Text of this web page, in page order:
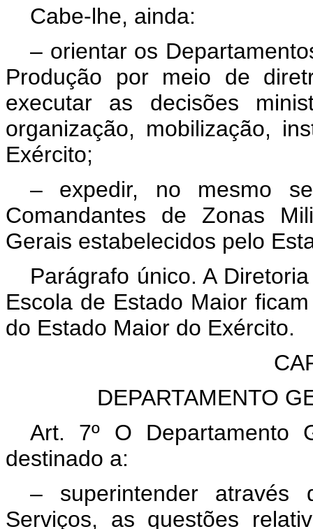
Cabe-lhe, ainda:
– orientar os
Produção por meio de
executar as decisões
organização, mobilização,
Exército;
– expedir, no mesmo
Comandantes de Zonas
Gerais estabelecidos pelo
Parágrafo único. A
Escola de Estado Maior
do Estado Maior do Exército.
DEPARTAMENTO
Art. 7º O Departamento
destinado a:
– superintender
Serviços, as questões